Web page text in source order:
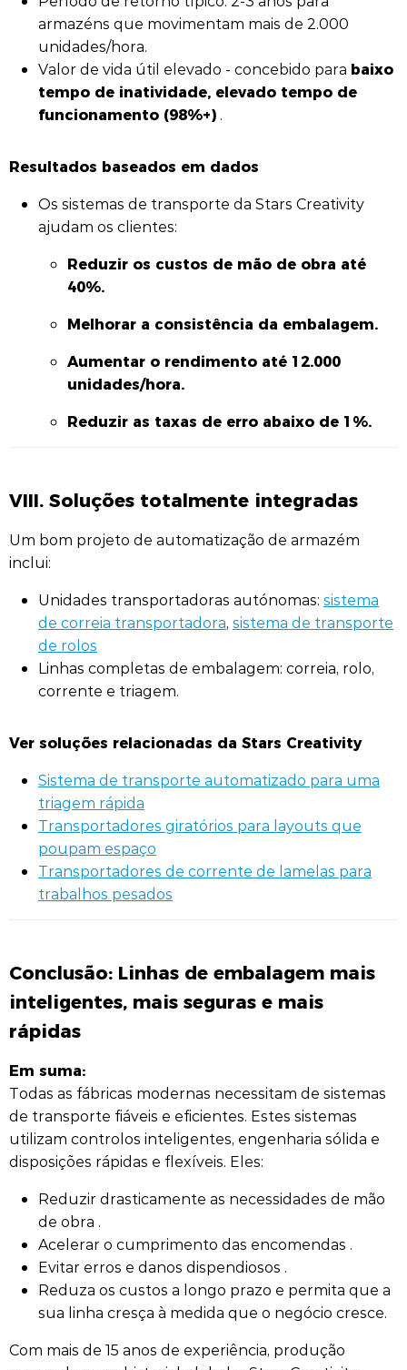
armazéns que movimentam mais de 2.000
unidades/hora.
Valor de vida útil elevado - concebido para baixo
tempo de inatividade, elevado tempo de
funcionamento (98%+) .
Resultados baseados em dados
Os sistemas de transporte da Stars Creativity
ajudam os clientes:
Reduzir os custos de mão de obra até
40%.
Melhorar a consistência da embalagem.
Aumentar o rendimento até 12.000
unidades/hora.
Reduzir as taxas de erro abaixo de 1%.
VIII. Soluções totalmente integradas
Um bom projeto de automatização de armazém
inclui:
Unidades transportadoras autónomas: sistema
de correia transportadora, sistema de transporte
de rolos
Linhas completas de embalagem: correia, rolo,
corrente e triagem.
Ver soluções relacionadas da Stars Creativity
Sistema de transporte automatizado para uma
triagem rápida
Transportadores giratórios para layouts que
poupam espaço
Transportadores de corrente de lamelas para
trabalhos pesados
Conclusão: Linhas de embalagem mais
inteligentes, mais seguras e mais
rápidas
Em suma:
Todas as fábricas modernas necessitam de sistemas
de transporte fiáveis e eficientes. Estes sistemas
utilizam controlos inteligentes, engenharia sólida e
disposições rápidas e flexíveis. Eles:
Reduzir drasticamente as necessidades de mão
de obra .
Acelerar o cumprimento das encomendas .
Evitar erros e danos dispendiosos .
Reduza os custos a longo prazo e permita que a
sua linha cresça à medida que o negócio cresce.
Com mais de 15 anos de experiência, produção